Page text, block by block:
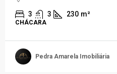
3 3 230 m²
CHÁCARA
Pedra Amarela Imobiliária